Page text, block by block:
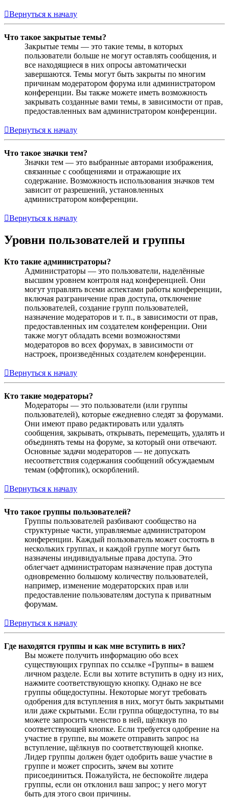
Вернуться к началу
Что такое закрытые темы?
Закрытые темы — это такие темы, в которых
пользователи больше не могут оставлять сообщения, и
все находящиеся в них опросы автоматически
завершаются. Темы могут быть закрыты по многим
причинам модератором форума или администратором
конференции. Вы также можете иметь возможность
закрывать созданные вами темы, в зависимости от прав,
предоставленных вам администратором конференции.
Вернуться к началу
Что такое значки тем?
Значки тем — это выбранные авторами изображения,
связанные с сообщениями и отражающие их
содержание. Возможность использования значков тем
зависит от разрешений, установленных
администратором конференции.
Вернуться к началу
Уровни пользователей и группы
Кто такие администраторы?
Администраторы — это пользователи, наделённые
высшим уровнем контроля над конференцией. Они
могут управлять всеми аспектами работы конференции,
включая разграничение прав доступа, отключение
пользователей, создание групп пользователей,
назначение модераторов и т. п., в зависимости от прав,
предоставленных им создателем конференции. Они
также могут обладать всеми возможностями
модераторов во всех форумах, в зависимости от
настроек, произведённых создателем конференции.
Вернуться к началу
Кто такие модераторы?
Модераторы — это пользователи (или группы
пользователей), которые ежедневно следят за форумами.
Они имеют право редактировать или удалять
сообщения, закрывать, открывать, перемещать, удалять и
объединять темы на форуме, за который они отвечают.
Основные задачи модераторов — не допускать
несоответствия содержания сообщений обсуждаемым
темам (оффтопик), оскорблений.
Вернуться к началу
Что такое группы пользователей?
Группы пользователей разбивают сообщество на
структурные части, управляемые администратором
конференции. Каждый пользователь может состоять в
нескольких группах, и каждой группе могут быть
назначены индивидуальные права доступа. Это
облегчает администраторам назначение прав доступа
одновременно большому количеству пользователей,
например, изменение модераторских прав или
предоставление пользователям доступа к приватным
форумам.
Вернуться к началу
Где находятся группы и как мне вступить в них?
Вы можете получить информацию обо всех
существующих группах по ссылке «Группы» в вашем
личном разделе. Если вы хотите вступить в одну из них,
нажмите соответствующую кнопку. Однако не все
группы общедоступны. Некоторые могут требовать
одобрения для вступления в них, могут быть закрытыми
или даже скрытыми. Если группа общедоступна, то вы
можете запросить членство в ней, щёлкнув по
соответствующей кнопке. Если требуется одобрение на
участие в группе, вы можете отправить запрос на
вступление, щёлкнув по соответствующей кнопке.
Лидер группы должен будет одобрить ваше участие в
группе и может спросить, зачем вы хотите
присоединиться. Пожалуйста, не беспокойте лидера
группы, если он отклонил ваш запрос; у него могут
быть для этого свои причины.